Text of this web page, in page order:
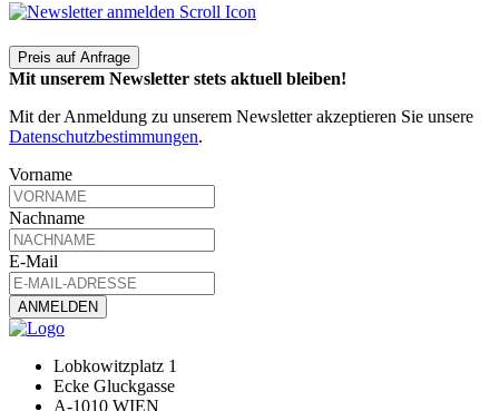
Preis auf Anfrage
Mit unserem Newsletter stets aktuell bleiben!
Mit der Anmeldung zu unserem Newsletter akzeptieren Sie unsere
Datenschutzbestimmungen.
Vorname
Nachname
E-Mail
Lobkowitzplatz 1
Ecke Gluckgasse
A-1010 WIEN